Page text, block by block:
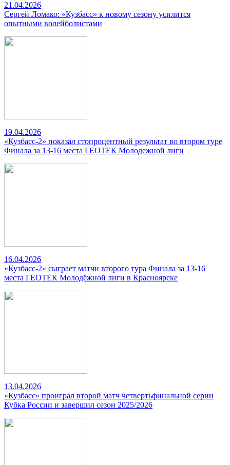
21.04.2026
Сергей Ломако: «Кузбасс» к новому сезону усилится
опытными волейболистами
19.04.2026
«Кузбасс-2» показал стопроцентный результат во втором туре
Финала за 13-16 места ГЕОТЕК Молодежной лиги
16.04.2026
«Кузбасс-2» сыграет матчи второго тура Финала за 13-16
места ГЕОТЕК Молодёжной лиги в Красноярске
13.04.2026
«Кузбасс» проиграл второй матч четвертьфинальной серии
Кубка России и завершил сезон 2025/2026